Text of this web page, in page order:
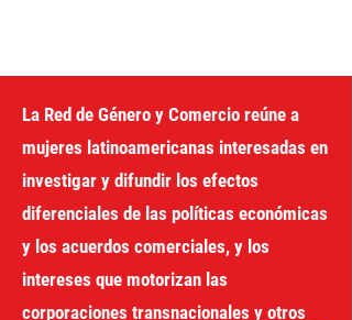
La Red de Género y Comercio reúne a
mujeres latinoamericanas interesadas en
investigar y difundir los efectos
diferenciales de las políticas económicas
y los acuerdos comerciales, y los
intereses que motorizan las
corporaciones transnacionales y otros